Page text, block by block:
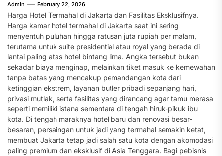
Admin February 22, 2026
Harga Hotel Termahal di Jakarta dan Fasilitas Eksklusifnya.
Harga kamar hotel termahal di Jakarta saat ini sering
menyentuh puluhan hingga ratusan juta rupiah per malam,
terutama untuk suite presidential atau royal yang berada di
lantai paling atas hotel bintang lima. Angka tersebut bukan
sekadar biaya menginap, melainkan tiket masuk ke kemewahan
tanpa batas yang mencakup pemandangan kota dari
ketinggian ekstrem, layanan butler pribadi sepanjang hari,
privasi mutlak, serta fasilitas yang dirancang agar tamu merasa
seperti memiliki istana sementara di tengah hiruk-pikuk ibu
kota. Di tengah maraknya hotel baru dan renovasi besar-
besaran, persaingan untuk jadi yang termahal semakin ketat,
membuat Jakarta tetap jadi salah satu kota dengan akomodasi
paling premium dan eksklusif di Asia Tenggara. Bagi pebisnis